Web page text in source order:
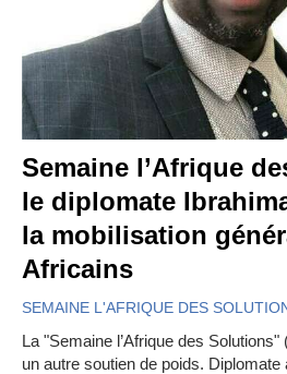
Semaine l’Afrique
le diplomate
la mobilisation
Africains
SEMAINE L'AFRIQUE DES
La "Semaine l’Afrique des Solutions"
un autre soutien de poids. Diplomate